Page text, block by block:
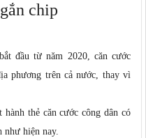
chip
đầu từ năm 2020, căn cước
phương trên cả nước, thay vì
thẻ căn cước công dân có
như hiện nay.